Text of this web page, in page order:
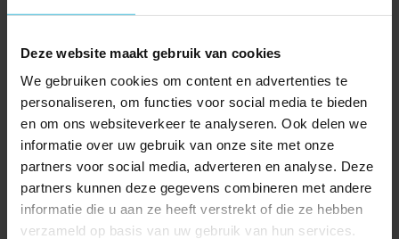
Deze website maakt gebruik van cookies
We gebruiken cookies om content en advertenties te
personaliseren, om functies voor social media te bieden
en om ons websiteverkeer te analyseren. Ook delen we
informatie over uw gebruik van onze site met onze
partners voor social media, adverteren en analyse. Deze
partners kunnen deze gegevens combineren met andere
informatie die u aan ze heeft verstrekt of die ze hebben
verzameld op basis van uw gebruik van hun services.
Extra controles op bpm-
aangiftes bij gebruikte
voertuigen
17-07-2026
Doe je binnenkort bpm-aangifte voor een gebruikt
voertuig met een taxatierapport? Houd er dan
rekening mee dat de Belastingdienst hier extra
controles op uitvoert.